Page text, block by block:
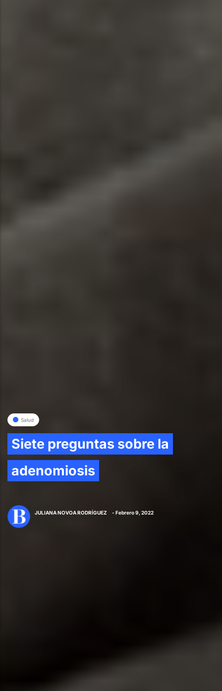
Salud
Siete preguntas sobre la
adenomiosis
JULIANA NOVOA RODRÍGUEZ - Febrero 9, 2022